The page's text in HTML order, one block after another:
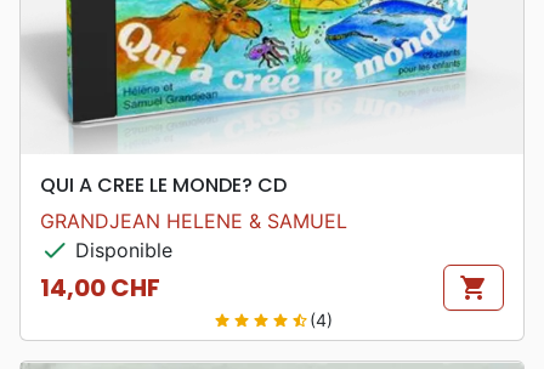
QUI A CREE LE MONDE? CD
GRANDJEAN HELENE & SAMUEL
check Disponible
Prix
14,00 CHF shopping_cart
star star star star star_half(4)